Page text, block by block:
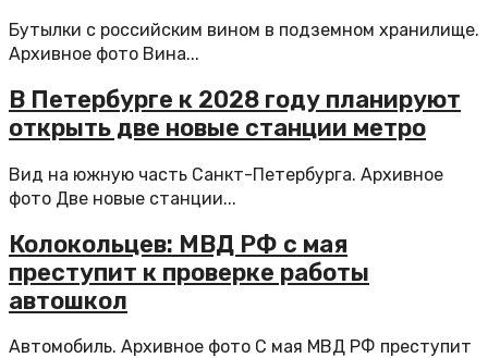
Бутылки с российским вином в подземном хранилище.
Архивное фото Вина...
В Петербурге к 2028 году планируют
открыть две новые станции метро
Вид на южную часть Санкт-Петербурга. Архивное
фото Две новые станции...
Колокольцев: МВД РФ с мая
преступит к проверке работы
автошкол
Автомобиль. Архивное фото С мая МВД РФ преступит